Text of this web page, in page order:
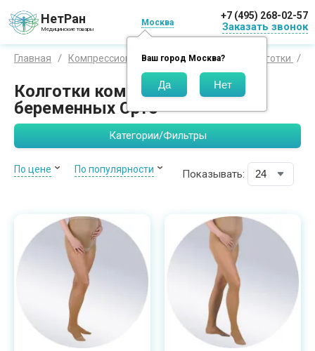
НетРан
Медицинские товары
Москва
Ваш город Москва?
+7 (495) 268-02-57
Заказать звонок
Главная Компрессионный трикотаж Orto Колготки
Колготки компрессионные для
беременных Орто
Категории/Фильтры
По цене По популярности Показывать: